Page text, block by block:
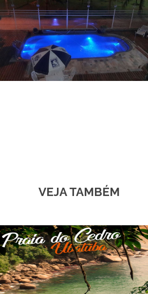
VEJA TAMBÉM
Frente para o Mar
A Pousada Cavalo Marinho Ubatuba
apartamentos com vista deslumbrante,
poderá apreciar de...